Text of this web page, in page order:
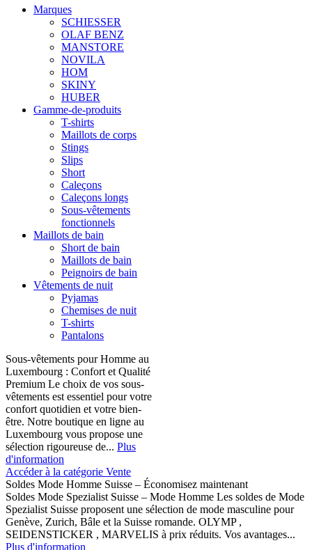
Marques
SCHIESSER
OLAF BENZ
MANSTORE
NOVILA
HOM
SKINY
HUBER
Gamme-de-produits
T-shirts
Maillots de corps
Stings
Slips
Short
Caleçons
Caleçons longs
Sous-vêtements
fonctionnels
Maillots de bain
Short de bain
Maillots de bain
Peignoirs de bain
Vêtements de nuit
Pyjamas
Chemises de nuit
T-shirts
Pantalons
Sous-vêtements pour Homme au
Luxembourg : Confort et Qualité
Premium Le choix de vos sous-
vêtements est essentiel pour votre
confort quotidien et votre bien-
être. Notre boutique en ligne au
Luxembourg vous propose une
sélection rigoureuse de... Plus
d'information
Accéder à la catégorie Vente
Soldes Mode Homme Suisse – Économisez maintenant
Soldes Mode Spezialist Suisse – Mode Homme Les soldes de Mode
Spezialist Suisse proposent une sélection de mode masculine pour
Genève, Zurich, Bâle et la Suisse romande. OLYMP ,
SEIDENSTICKER , MARVELIS à prix réduits. Vos avantages...
Plus d'information